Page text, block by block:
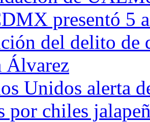
presentó 5
del delito de
Álvarez
Unidos alerta
por chiles